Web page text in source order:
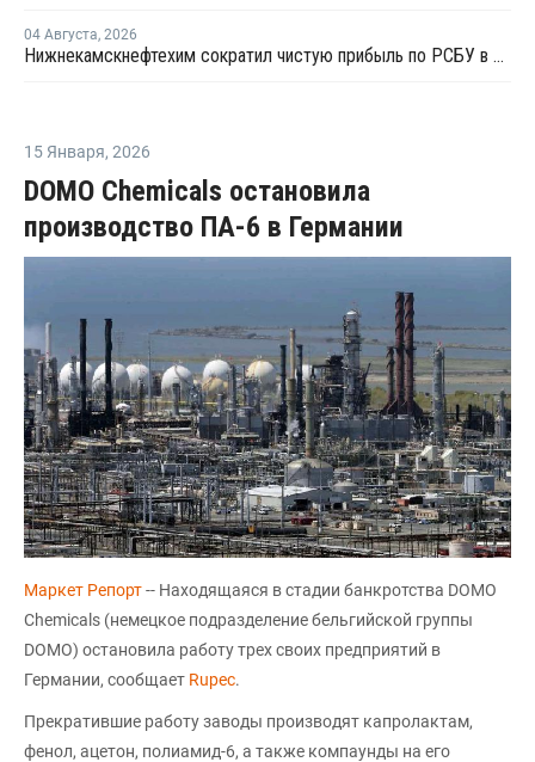
04 Августа, 2026
Нижнекамскнефтехим сократил чистую прибыль по РСБУ в 15 раз в первом полугодии
15 Января, 2026
DOMO Chemicals остановила
производство ПА-6 в Германии
Маркет Репорт-- Находящаяся в стадии банкротства DOMO
Chemicals (немецкое подразделение бельгийской группы
DOMO) остановила работу трех своих предприятий в
Германии, сообщает Rupec.
Прекратившие работу заводы производят капролактам,
фенол, ацетон, полиамид-6, а также компаунды на его